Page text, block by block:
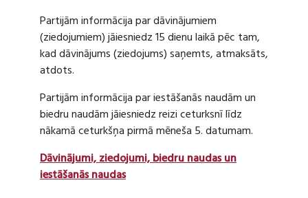
Partijām informācija par dāvinājumiem
(ziedojumiem) jāiesniedz 15 dienu laikā pēc tam,
kad dāvinājums (ziedojums) saņemts, atmaksāts,
atdots.
Partijām informācija par iestāšanās naudām un
biedru naudām jāiesniedz reizi ceturksnī līdz
nākamā ceturkšņa pirmā mēneša 5. datumam.
Dāvinājumi, ziedojumi, biedru naudas un
iestāšanās naudas